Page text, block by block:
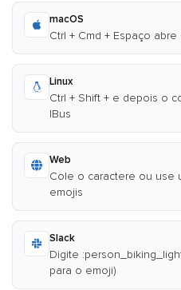
macOS
Ctrl + Cmd + Espaço
Linux
Ctrl + Shift + e depois o
IBus
Web
Cole o caractere ou use
emojis
Slack
Digite
para o emoji)